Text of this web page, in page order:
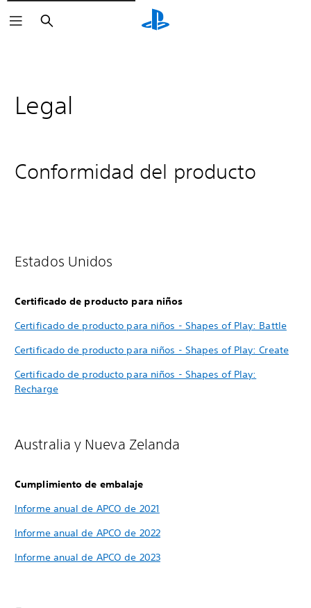
Buscar
Legal
Conformidad del producto
Estados Unidos
Certificado de producto para niños
Certificado de producto para niños - Shapes of Play: Battle
Certificado de producto para niños - Shapes of Play: Create
Certificado de producto para niños - Shapes of Play:
Recharge
Australia y Nueva Zelanda
Cumplimiento de embalaje
Informe anual de APCO de 2021
Informe anual de APCO de 2022
Informe anual de APCO de 2023